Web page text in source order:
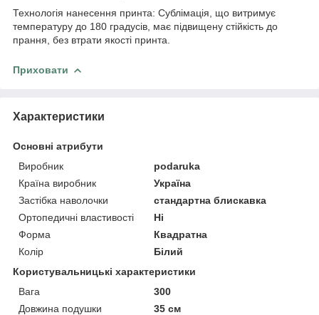
Технологія нанесення принта: Сублімація, що витримує
температуру до 180 градусів, має підвищену стійкість до
прання, без втрати якості принта.
Приховати
Характеристики
Основні атрибути
Виробник
podaruka
Країна виробник
Україна
Застібка наволочки
стандартна блискавка
Ортопедичні властивості
Ні
Форма
Квадратна
Колір
Білий
Користувальницькі характеристики
Вага
300
Довжина подушки
35 см